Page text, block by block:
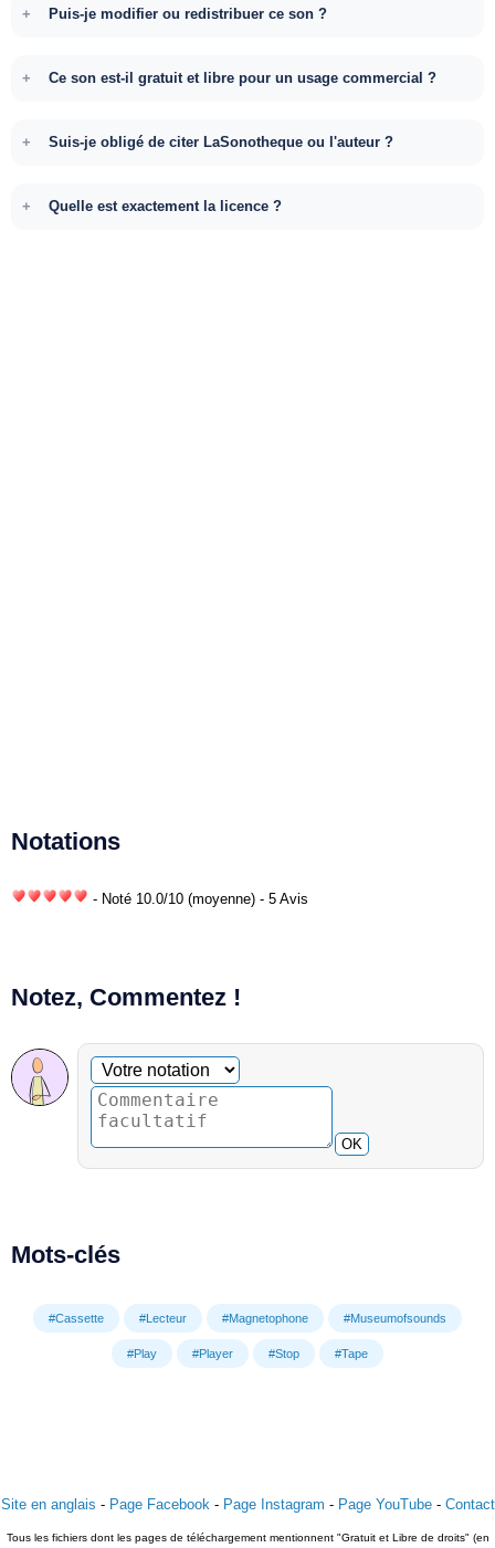
Puis-je modifier ou redistribuer ce son ?
Ce son est-il gratuit et libre pour un usage commercial ?
Suis-je obligé de citer LaSonotheque ou l'auteur ?
Quelle est exactement la licence ?
Notations
- Noté 10.0/10 (moyenne) - 5 Avis
Notez, Commentez !
Commentaire facultatif
Votre notation
OK
Mots-clés
#Cassette #Lecteur #Magnetophone #Museumofsounds
#Play #Player #Stop #Tape
Site en anglais - Page Facebook - Page Instagram - Page YouTube- Contact
Tous les fichiers dont les pages de téléchargement mentionnent "Gratuit et Libre de droits" (en